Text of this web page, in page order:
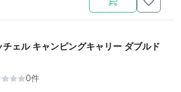
チェル キャンピングキャリー ダブルド
0件